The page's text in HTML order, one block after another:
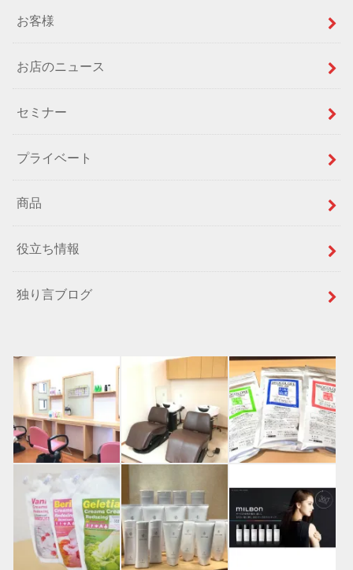
お客様
お店のニュース
セミナー
プライベート
商品
役立ち情報
独り言ブログ